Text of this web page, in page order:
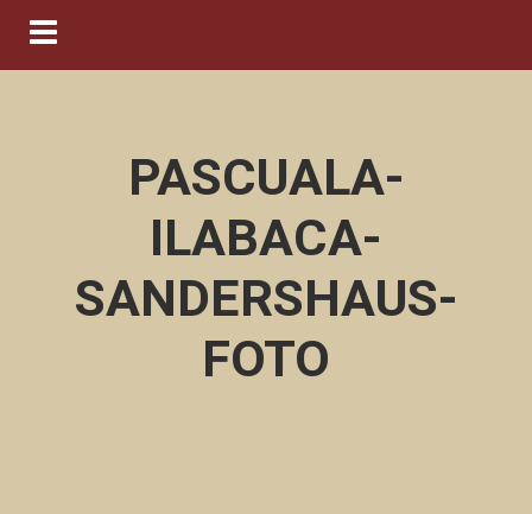
Navigation ein-/ausblenden
PASCUALA-
ILABACA-
SANDERSHAUS-
FOTO